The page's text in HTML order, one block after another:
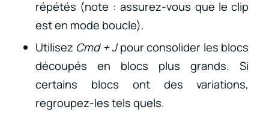
répétés (note : assurez-vous que le clip
est en mode boucle).
Utilisez Cmd + Jpour consolider les blocs
découpés en blocs plus grands. Si
certains blocs ont des variations,
regroupez-les tels quels.